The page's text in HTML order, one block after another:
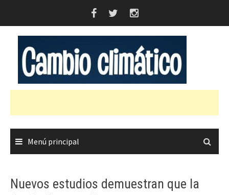
Menú principal
Nuevos estudios demuestran que la